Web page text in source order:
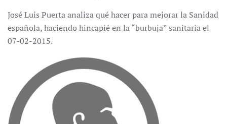
José Luis Puerta analiza qué hacer para mejorar la Sanidad
española, haciendo hincapié en la “burbuja” sanitaria el
07-02-2015.